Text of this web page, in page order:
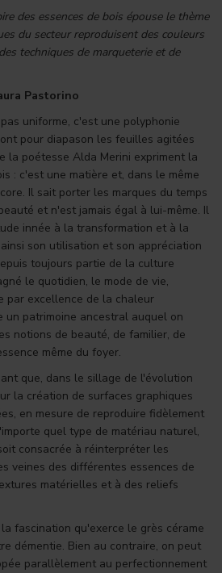
des essences de bois épouse le thème
du secteur reproduisent des couleurs
techniques de marqueterie et de
Pastorino
uniforme, c'est une polyphonie
pour diapason les feuilles agitées
la poétesse Alda Merini expriment la
: c'est une matière et, dans le même
Il sait porter les marques du temps
et n'est jamais égal à lui-même. Il
innée à la transformation et à la
son utilisation et son appréciation
toujours partie de la culture
le quotidien, le mode de vie,
par excellence de la chaleur
un patrimoine ancestral auquel on
notions de beauté, de familier, de
même du foyer.
que, dans le sillage de l'évolution
la création de surfaces graphiques
en mesure de reproduire fidèlement
quel type de matériau naturel,
consacrée à réinterpréter les
veines des différentes essences de
matérielles et à des reliefs
fascination qu'exerce le grès cérame
démentie. Bien au contraire, on peut
parallèlement au perfectionnement